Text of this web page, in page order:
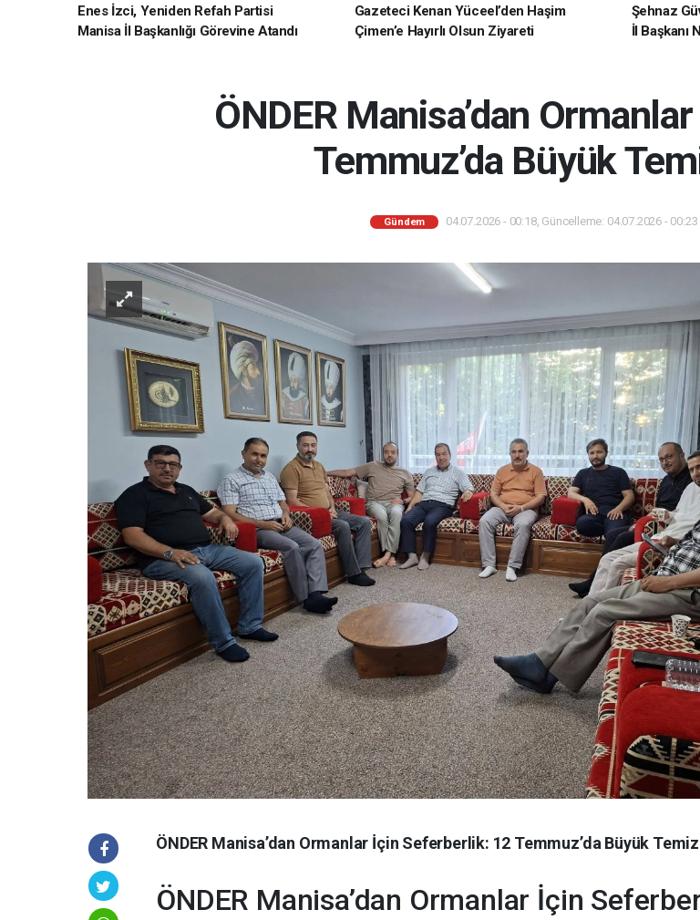
Enes İzci, Yeniden Refah Partisi
Manisa İl Başkanlığı Görevine Atandı
Gazeteci Kenan Yüceel’den Haşim
Çimen’e Hayırlı Olsun Ziyareti
Şehnaz
İl Başkanı
ÖNDER Manisa’dan
Temmuz’da Büyük
Gündem 04.07.2026 - 00:18, Güncelleme: 04.07.2026 - 00:23
ÖNDER Manisa’dan Ormanlar İçin Seferberlik: 12 Temmuz’da Büyük
ÖNDER Manisa’dan Ormanlar İçin